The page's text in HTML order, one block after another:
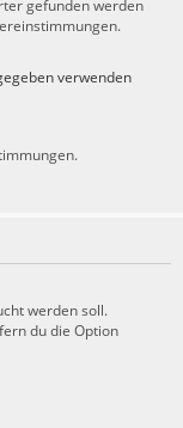
gefunden werden
verwenden
werden soll.
du die Option